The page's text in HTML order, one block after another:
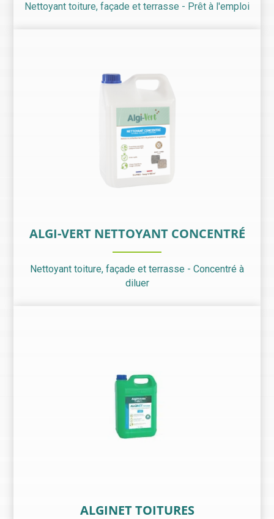
Nettoyant toiture, façade et terrasse - Prêt à l'emploi
ALGI-VERT NETTOYANT CONCENTRÉ
Nettoyant toiture, façade et terrasse - Concentré à
diluer
ALGINET TOITURES